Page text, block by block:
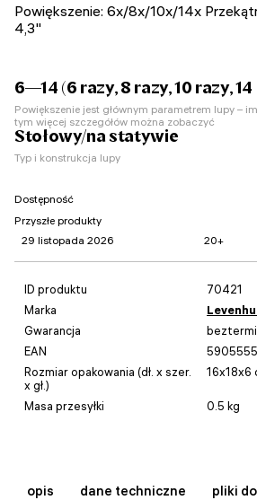
Powiększenie: 6x/8x/10x/14x
4,3"
6—14 (6 razy, 8 razy, 10 razy,
Powiększenie jest głównym parametrem lupy –
tym więcej szczegółów można zobaczyć
Stołowy/na statywie
Typ i konstrukcja lupy
Dostępność
Przyszłe produkty
29 listopada 2026
20+
ID produktu
70421
Marka
Gwarancja
EAN
Rozmiar opakowania (dł. x szer.
x gł.)
16x18x6
Masa przesyłki 0.5 kg
opis dane techniczne pliki